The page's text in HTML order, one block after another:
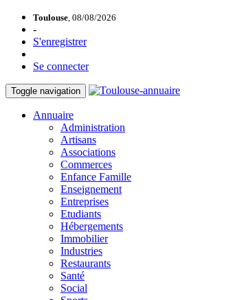
Toulouse, 08/08/2026
-
S'enregistrer
Se connecter
Toggle navigation
Annuaire
Administration
Artisans
Associations
Commerces
Enfance Famille
Enseignement
Entreprises
Etudiants
Hébergements
Immobilier
Industries
Restaurants
Santé
Social